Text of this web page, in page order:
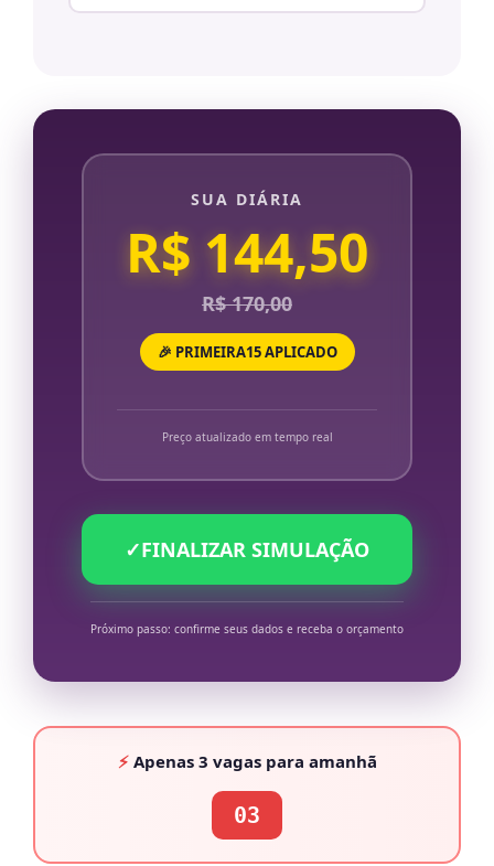
SUA DIÁRIA
R$ 144,50
R$ 170,00
🎉 PRIMEIRA15 APLICADO
Preço atualizado em tempo real
✓FINALIZAR SIMULAÇÃO
Próximo passo: confirme seus dados e receba o orçamento
⚡Apenas 3 vagaspara amanhã
03